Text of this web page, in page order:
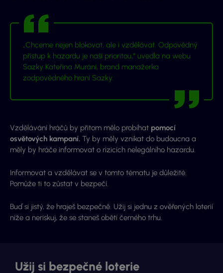
„Chceme nejen blokovat, ale i vzdělávat. Odpovědný
přístup k hazardu je naší prioritou,“ uvedla na webu
Sazky Kateřina Muráni, brand manažerka
zodpovědného hraní Sazky.
Vzdělávání hráčů by přitom mělo probíhat pomocí
osvětových kampaní. Ty by měly vznikat do budoucna a
měly by hráče informovat o rizicích nelegálního hazardu.
Informovat a vzdělávat se v tomto tématu je důležité.
Pomůže ti to zůstat v bezpečí.
Buď si jistý, že hraješ bezpečně. Užij si jednu z ověřených loterií
níže a neriskuj, že se staneš obětí černého trhu.
Užij si bezpečné loterie